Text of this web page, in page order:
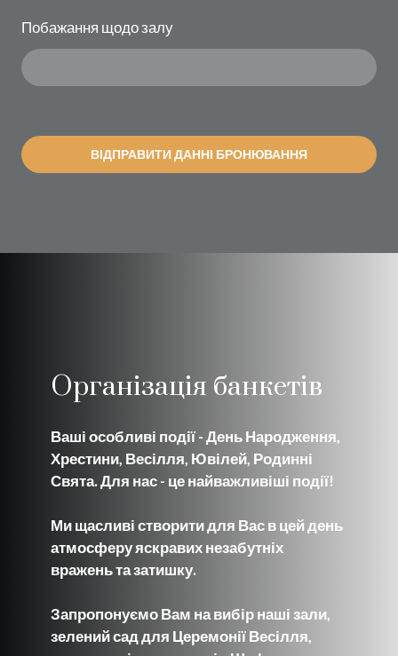
Побажання щодо залу
ВІДПРАВИТИ ДАННІ БРОНЮВАННЯ
Організація банкетів
Ваші особливі події - День Народження,
Хрестини, Весілля, Ювілей, Родинні
Свята. Для нас - це найважливіші події!
Ми щасливі створити для Вас в цей день
атмосферу яскравих незабутніх
вражень та затишку.
Запропонуємо Вам на вибір наші зали,
зелений сад для Церемонії Весілля,